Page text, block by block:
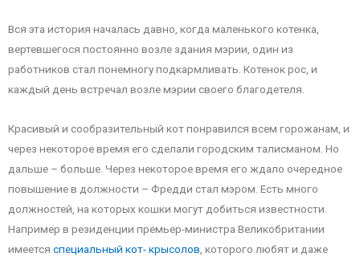
Вся эта история началась давно, когда маленького котенка,
вертевшегося постоянно возле здания мэрии, один из
работников стал понемногу подкармливать. Котенок рос, и
каждый день встречал возле мэрии своего благодетеля.
Красивый и сообразительный кот понравился всем горожанам, и
через некоторое время его сделали городским талисманом. Но
дальше – больше. Через некоторое время его ждало очередное
повышение в должности – Фредди стал мэром. Есть много
должностей, на которых кошки могут добиться известности.
Например в резиденции премьер-министра Великобритании
имеется специальный кот- крысолов , которого любят и даже